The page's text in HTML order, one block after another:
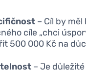
– Cíl by
cíle „chci
500 000 Kč na
– Je